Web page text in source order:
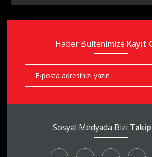
Haber Bültenimize Kayıt
Sosyal Medyada Bizi